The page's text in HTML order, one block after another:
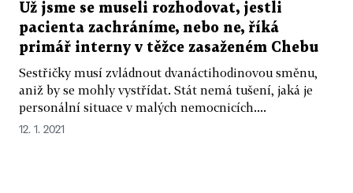
Už jsme se museli rozhodovat, jestli
pacienta zachráníme, nebo ne, říká
primář interny v těžce zasaženém Chebu
Sestřičky musí zvládnout dvanáctihodinovou směnu,
aniž by se mohly vystřídat. Stát nemá tušení, jaká je
personální situace v malých nemocnicích....
12. 1. 2021